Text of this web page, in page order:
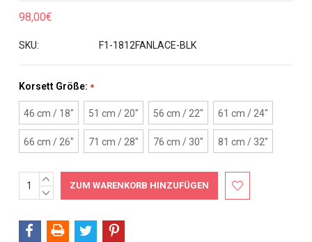
98,00€
SKU: F1-1812FANLACE-BLK
Korsett Größe: *
46 cm / 18" 51 cm / 20" 56 cm / 22" 61 cm / 24"
66 cm / 26" 71 cm / 28" 76 cm / 30" 81 cm / 32"
Aktueller
Bestand:
MENGE
ERHÖHEN:
MENGE